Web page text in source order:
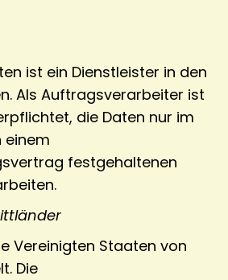
ist ein Dienstleister in den
Als Auftragsverarbeiter ist
die Daten nur im
einem
festgehaltenen
Vereinigten Staaten von
Die